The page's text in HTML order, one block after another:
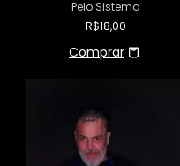
Pelo Sistema
R$18,00